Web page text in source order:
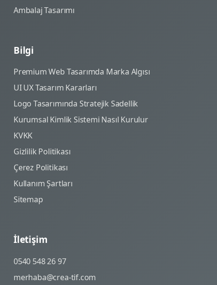
Ambalaj Tasarımı
Bilgi
Premium Web Tasarımda Marka Algısı
UI UX Tasarım Kararları
Logo Tasarımında Stratejik Sadellik
Kurumsal Kimlik Sistemi Nasıl Kurulur
KVKK
Gizlilik Politikası
Çerez Politikası
Kullanım Şartları
Sitemap
İletişim
0540 548 26 97
merhaba@crea-tif.com